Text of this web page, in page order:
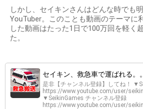
しかし、セイキンさんはどんな時でも
YouTuber。このことも動画のテーマに
した動画はたった1日で100万回を軽く
た。
セイキン、救急車で運ばれる。
是非【チャンネル登録】してね！
https://www.youtube.com/user/
▼SeikinGames チャンネル登録
https://www.youtube.com/user/